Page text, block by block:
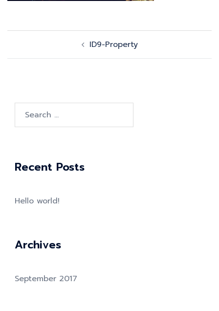
Post ID9-Property
for:
Recent Posts
Hello world!
Archives
September 2017